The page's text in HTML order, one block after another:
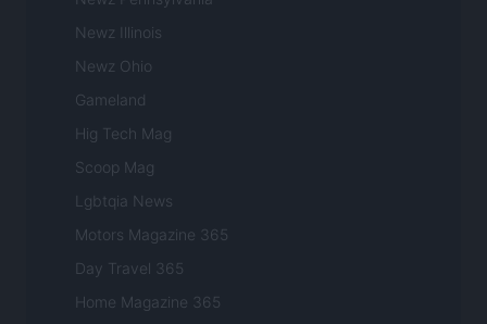
Newz Illinois
Newz Ohio
Gameland
Hig Tech Mag
Scoop Mag
Lgbtqia News
Motors Magazine 365
Day Travel 365
Home Magazine 365